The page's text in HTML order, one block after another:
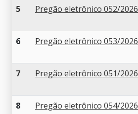
5 Pregão eletrônico 052/2026
6 Pregão eletrônico 053/2026
7 Pregão eletrônico 051/2026
8 Pregão eletrônico 054/2026